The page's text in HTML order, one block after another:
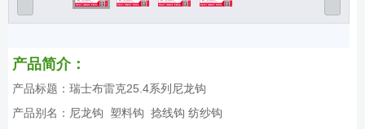
产品简介：
产品标题：瑞士布雷克25.4系列尼龙钩
产品别名：尼龙钩 塑料钩 捻线钩 纺纱钩